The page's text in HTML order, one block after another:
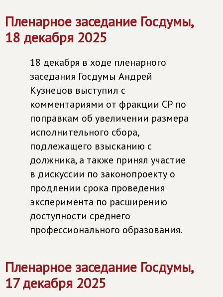
Пленарное заседание Госдумы,
18 декабря 2025
18 декабря в ходе пленарного
заседания Госдумы Андрей
Кузнецов выступил с
комментариями от фракции СР по
поправкам об увеличении размера
исполнительного сбора,
подлежащего взысканию с
должника, а также принял участие
в дискуссии по законопроекту о
продлении срока проведения
эксперимента по расширению
доступности среднего
профессионального образования.
Пленарное заседание Госдумы,
17 декабря 2025